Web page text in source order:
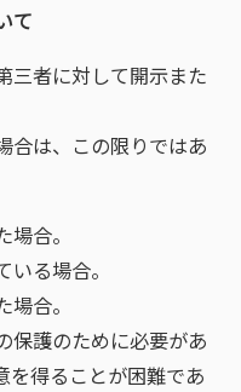
て
三者に対して開示また
合は、この限りではあ
合。
る場合。
合。
保護のために必要があ
を得ることが困難であ